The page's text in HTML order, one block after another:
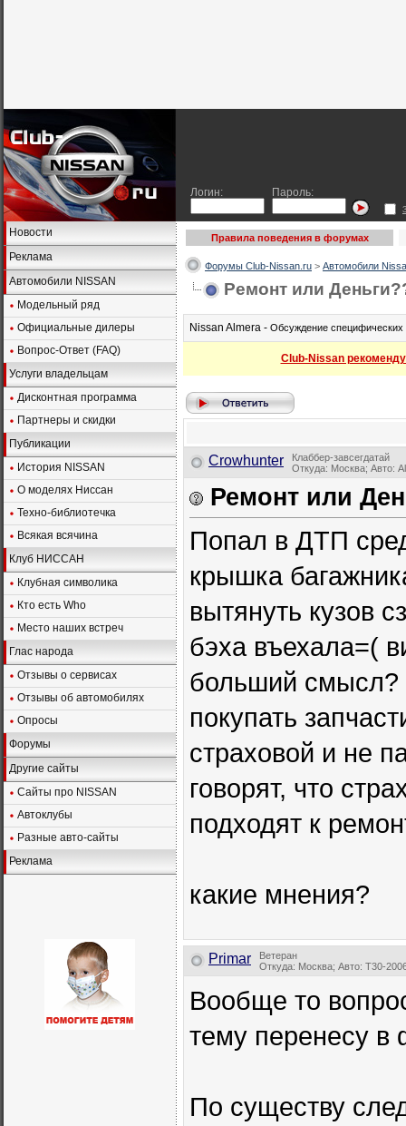
Логин: Пароль:
Новости
Реклама
Автомобили NISSAN
Модельный ряд
Официальные дилеры
Вопрос-Ответ (FAQ)
Услуги владельцам
Дисконтная программа
Партнеры и скидки
Публикации
История NISSAN
О моделях Ниссан
Техно-библиотечка
Всякая всячина
Клуб НИССАН
Клубная символика
Кто есть Who
Место наших встреч
Глас народа
Отзывы о сервисах
Отзывы об автомобилях
Опросы
Форумы
Другие сайты
Сайты про NISSAN
Автоклубы
Разные авто-сайты
Реклама
Правила поведения в форумах
Форумы Club-Nissan.ru > Автомобили
Ремонт или
Nissan Almera - Обсуждение специфических
Club-Nissan
Crowhunter
Клаббер-завсегдатай
Откуда: Москва; Авто:
Ремонт или
Попал в ДТП
крышка
вытянуть кузов
бэха въехала=(
больший смысл?
покупать
страховой и не
говорят, что
подходят к
какие мнения?
Primar
Ветеран
Откуда: Москва; Авто: Т30-
Вообще то
тему перенесу
По существу